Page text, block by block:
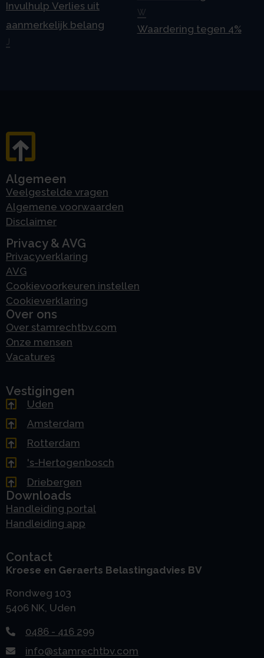
Invulhulp Verlies uit
aanmerkelijk belang
W
Waardering tegen 4%
Algemeen
Veelgestelde vragen
Algemene voorwaarden
Disclaimer
Privacy & AVG
Privacyverklaring
AVG
Cookievoorkeuren instellen
Cookieverklaring
Over ons
Over stamrechtbv.com
Onze mensen
Vacatures
Vestigingen
Uden
Amsterdam
Rotterdam
's-Hertogenbosch
Driebergen
Downloads
Handleiding portal
Handleiding app
Contact
Kroese en Geraerts Belastingadvies BV
Rondweg 103
5406 NK, Uden
0486 - 416 299
info@stamrechtbv.com